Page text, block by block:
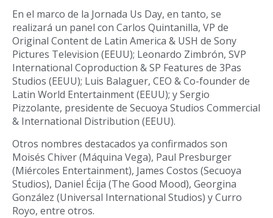
En el marco de la Jornada Us Day, en tanto, se
realizará un panel con Carlos Quintanilla, VP de
Original Content de Latin America & USH de Sony
Pictures Television (EEUU); Leonardo Zimbrón, SVP
International Coproduction & SP Features de 3Pas
Studios (EEUU); Luis Balaguer, CEO & Co-founder de
Latin World Entertainment (EEUU); y Sergio
Pizzolante, presidente de Secuoya Studios Commercial
& International Distribution (EEUU).
Otros nombres destacados ya confirmados son
Moisés Chiver (Máquina Vega), Paul Presburger
(Miércoles Entertainment), James Costos (Secuoya
Studios), Daniel Écija (The Good Mood), Georgina
González (Universal International Studios) y Curro
Royo, entre otros.